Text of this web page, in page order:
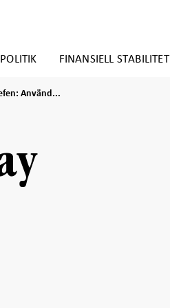
FINANSIELL STABILITET
Använd...